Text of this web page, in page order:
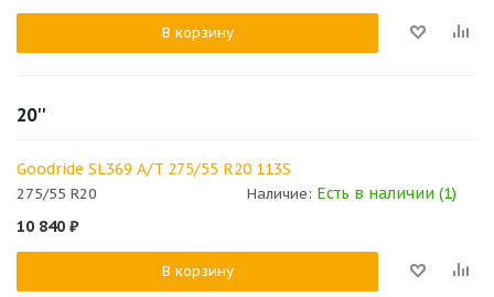
В корзину
20''
Goodride SL369 A/T 275/55 R20 113S
275/55 R20 Наличие: Есть в наличии (1)
10 840 ₽
В корзину